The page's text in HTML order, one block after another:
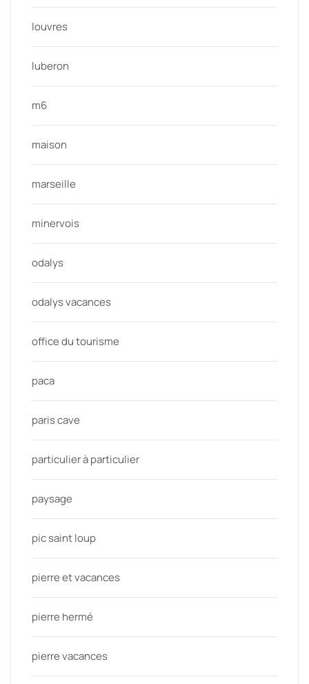
louvres
luberon
m6
maison
marseille
minervois
odalys
odalys vacances
office du tourisme
paca
paris cave
particulier à particulier
paysage
pic saint loup
pierre et vacances
pierre hermé
pierre vacances